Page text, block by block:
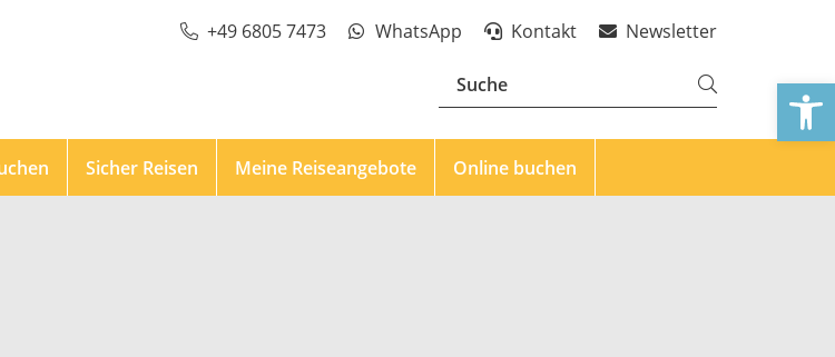
+49 6805 7473 WhatsApp Kontakt Newsletter
Sicher Reisen Meine Reiseangebote Online buchen